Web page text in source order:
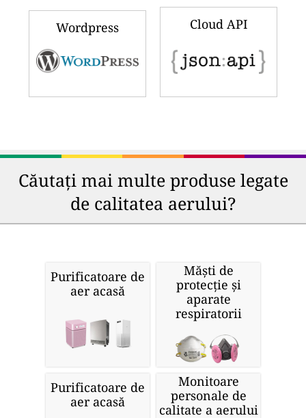
Wordpress Cloud API
Căutați mai multe produse legate
de calitatea aerului?
Purificatoare de
aer acasă
Măști de
protecție și
aparate
respiratorii
Purificatoare de
aer acasă
Monitoare
personale de
calitate a aerului